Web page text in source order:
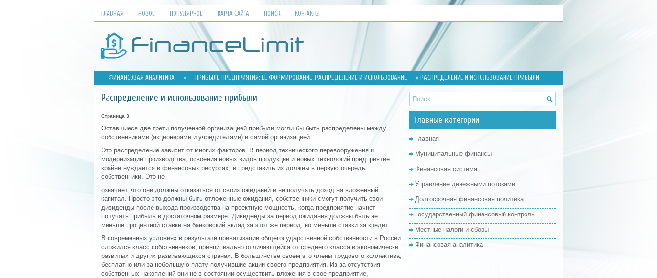
ГЛАВНАЯ НОВОЕ ПОПУЛЯРНОЕ КАРТА САЙТА ПОИСК КОНТАКТЫ
ФИНАНСОВАЯ АНАЛИТИКА » ПРИБЫЛЬ ПРЕДПРИЯТИЯ: ЕЕ ФОРМИРОВАНИЕ, РАСПРЕДЕЛЕНИЕ И ИСПОЛЬЗОВАНИЕ » РАСПРЕДЕЛЕНИЕ И ИСПОЛЬЗОВАНИЕ ПРИБЫЛИ
Распределение и использование прибыли
Страница 3
Оставшиеся две трети полученной организацией прибыли могли бы быть распределены между
собственниками (акционерами и учредителями) и самой организацией.
Это распределение зависит от многих факторов. В период технического перевооружения и
модернизации производства, освоения новых видов продукции и новых технологий предприятие
крайне нуждается в финансовых ресурсах, и представить их должны в первую очередь
собственники. Это не
означает, что они должны отказаться от своих ожиданий и не получать доход на вложенный
капитал. Просто это должны быть отложенные ожидания, собственники смогут получить свои
дивиденды после выхода производства на проектную мощность, когда предприятие начнет
получать прибыль в достаточном размере. Дивиденды за период ожидания должны быть не
меньше процентной ставки на банковский вклад за этот же период, но меньше ставки за кредит.
В современных условиях в результате приватизации общегосударственной собственности в России
сложился класс собственников, принципиально отличающийся от среднего класса в экономически
развитых и других развивающихся странах. В большинстве своем это члены трудового коллектива,
бесплатно или за небольшую плату получившие акции своего предприятия. Из-за отсутствия
собственных накоплений они не в состоянии осуществить вложения в свое предприятие,
Главные категории
Главная
Муниципальные финансы
Финансовая система
Управление денежными потоками
Долгосрочная финансовая политика
Государственный финансовый контроль
Местные налоги и сборы
Финансовая аналитика